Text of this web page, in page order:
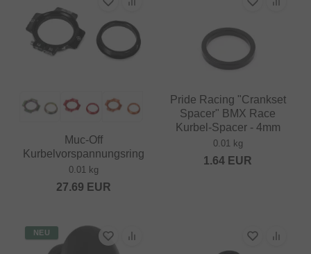
Muc-Off
Kurbelvorspannungsring
0.01 kg
27.69 EUR
Pride Racing "Crankset
Spacer" BMX Race
Kurbel-Spacer - 4mm
0.01 kg
1.64 EUR
NEU